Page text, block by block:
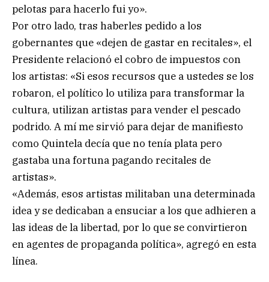
pelotas para hacerlo fui yo».
Por otro lado, tras haberles pedido a los
gobernantes que «dejen de gastar en recitales», el
Presidente relacionó el cobro de impuestos con
los artistas: «Si esos recursos que a ustedes se los
robaron, el político lo utiliza para transformar la
cultura, utilizan artistas para vender el pescado
podrido. A mí me sirvió para dejar de manifiesto
como Quintela decía que no tenía plata pero
gastaba una fortuna pagando recitales de
artistas».
«Además, esos artistas militaban una determinada
idea y se dedicaban a ensuciar a los que adhieren a
las ideas de la libertad, por lo que se convirtieron
en agentes de propaganda política», agregó en esta
línea.